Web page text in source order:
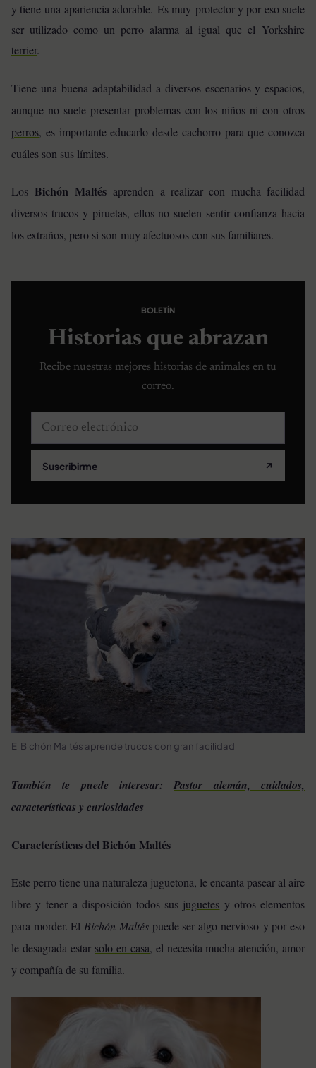
y tiene una apariencia adorable. Es muy protector y por eso suele
ser utilizado como un perro alarma al igual que el Yorkshire
terrier.
Tiene una buena adaptabilidad a diversos escenarios y espacios,
aunque no suele presentar problemas con los niños ni con otros
perros, es importante educarlo desde cachorro para que conozca
cuáles son sus límites.
Los Bichón Maltés aprenden a realizar con mucha facilidad
diversos trucos y piruetas, ellos no suelen sentir confianza hacia
los extraños, pero si son muy afectuosos con sus familiares.
BOLETÍN
Historias que abrazan
Recibe nuestras mejores historias de animales en tu
correo.
Correo electrónico
Suscribirme ↗
El Bichón Maltés aprende trucos con gran facilidad
También te puede interesar:Pastor alemán, cuidados,
características y curiosidades
Características del Bichón Maltés
Este perro tiene una naturaleza juguetona, le encanta pasear al aire
libre y tener a disposición todos sus juguetes y otros elementos
para morder. El Bichón Maltés puede ser algo nervioso y por eso
le desagrada estar solo en casa, el necesita mucha atención, amor
y compañía de su familia.